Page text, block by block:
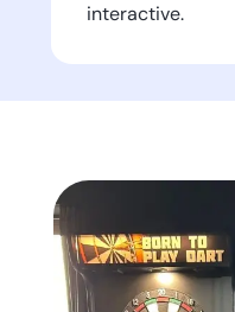
interactive.